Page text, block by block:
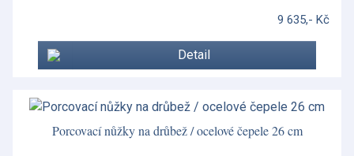
9 635,- Kč
Detail
Porcovací nůžky na drůbež / ocelové čepele 26 cm